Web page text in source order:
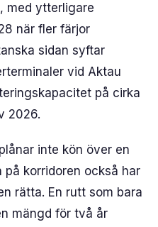
med ytterligare
när fler färjor
sidan syftar
vid Aktau
på cirka
2026.
inte kön över en
korridoren också har
rätta. En rutt som bara
mängd för två år